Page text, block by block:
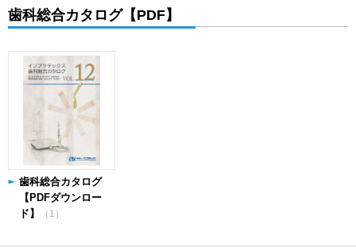
歯科総合カタログ【PDF】
歯科総合カタログ
【PDFダウンロー
ド】
（1）